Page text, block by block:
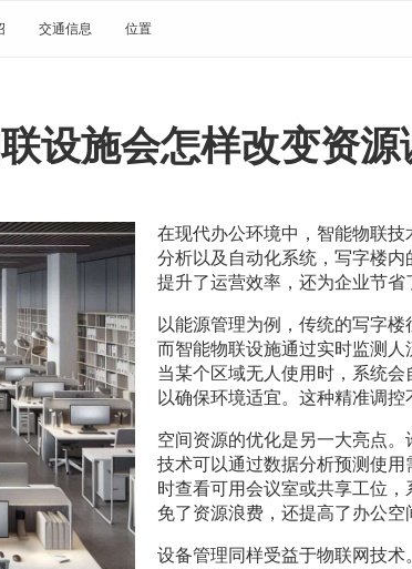
交通信息 位置
设施会怎样改变资源
在现代办公环境中，智能物联
分析以及自动化系统，写字楼
提升了运营效率，还为企业节省
以能源管理为例，传统的写字
而智能物联设施通过实时监测人
当某个区域无人使用时，系统
以确保环境适宜。这种精准调
空间资源的优化是另一大亮点
技术可以通过数据分析预测使
时查看可用会议室或共享工位
免了资源浪费，还提高了办公空
设备管理同样受益于物联网技